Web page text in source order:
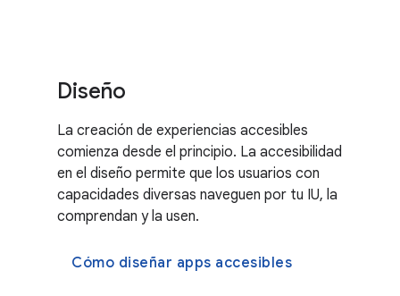
Diseño
La creación de experiencias accesibles
comienza desde el principio. La accesibilidad
en el diseño permite que los usuarios con
capacidades diversas naveguen por tu IU, la
comprendan y la usen.
Cómo diseñar apps accesibles